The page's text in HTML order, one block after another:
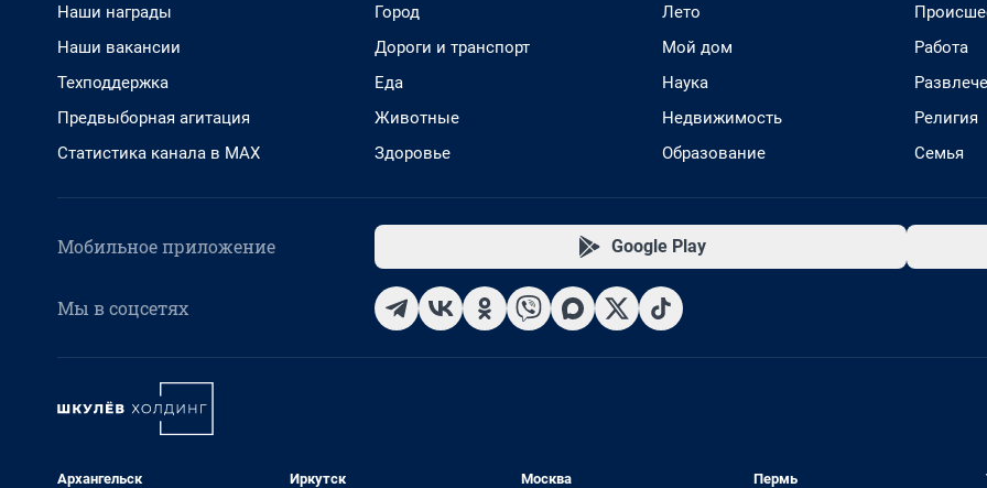
Наши награды
Наши вакансии
Техподдержка
Предвыборная агитация
Статистика канала в MAX
Город
Дороги и транспорт
Еда
Животные
Здоровье
Лето
Мой дом
Наука
Недвижимость
Образование
Работа
Религия
Семья
Мобильное приложение Google Play
Мы в соцсетях
Архангельск Иркутск Москва Пермь